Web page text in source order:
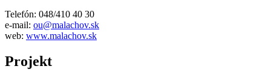
Telefón: 048/410 40 30
e-mail: ou@malachov.sk
web: www.malachov.sk
Projekt